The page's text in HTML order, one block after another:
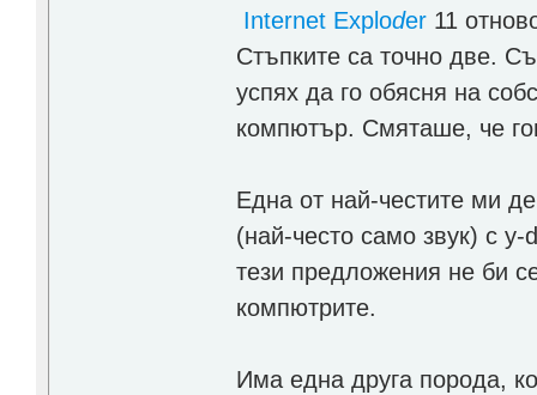
Internet Exploder 11
Стъпките са точно две.
успях да го обясня на
компютър. Смяташе, че
Една от най-честите ми
(най-често само звук) с
тези предложения не би
компютрите.
Има една друга порода,